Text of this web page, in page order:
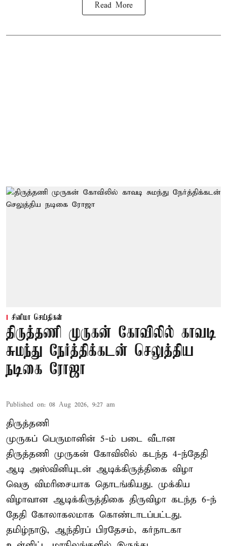
Read More
சினிமா செய்திகள்
திருத்தணி முருகன் கோவிலில் காவடி
சுமந்து நேர்த்திக்கடன் செலுத்திய
நடிகை ரோஜா
Published on: 08 Aug 2026, 9:27 am
திருத்தணி
முருகப் பெருமானின் 5-ம் படை வீடான
திருத்தணி முருகன் கோவிலில் கடந்த 4-ந்தேதி
ஆடி அஸ்வினியுடன் ஆடிக்கிருத்திகை விழா
வெகு விமரிசையாக தொடங்கியது. முக்கிய
விழாவான ஆடிக்கிருத்திகை திருவிழா கடந்த 6-ந்
தேதி கோலாகலமாக கொண்டாடப்பட்டது.
தமிழ்நாடு, ஆந்திரப் பிரதேசம், கர்நாடகா